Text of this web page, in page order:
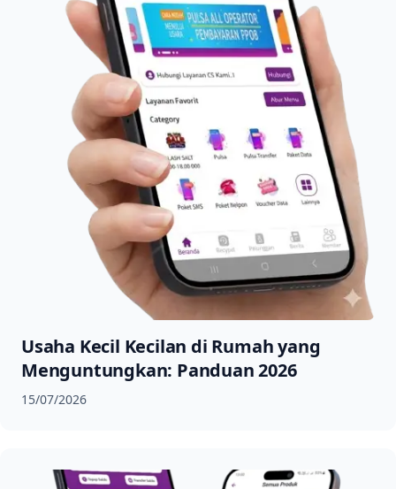
Usaha Kecil Kecilan di Rumah yang
Menguntungkan: Panduan 2026
15/07/2026